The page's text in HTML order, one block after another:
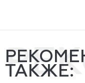
ТАКЖЕ: